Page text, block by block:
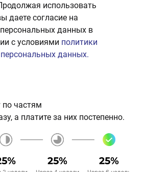
использовать
даете согласие на
данных в
с условиями политики
данных.
по частям
а платите за них постепенно.